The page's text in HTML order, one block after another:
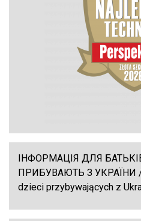
ІНФОРМАЦІЯ ДЛЯ
ПРИБУВАЮТЬ З УКРАЇНИ
dzieci przybywających z